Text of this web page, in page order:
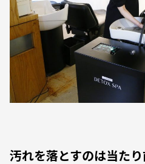
汚れを落とすのは当た